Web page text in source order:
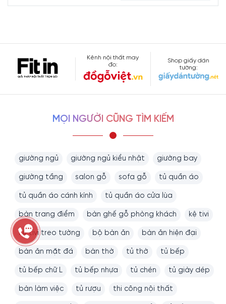
Kênh nội thất may
đo:
Shop giấy dán
tường:
MỌI NGƯỜI CŨNG TÌM KIẾM
giường ngủ giường ngủ kiểu nhật giường bay
giường tầng salon gỗ sofa gỗ tủ quần áo
tủ quần áo cánh kính tủ quần áo cửa lùa
bàn trang điểm bàn ghế gỗ phòng khách kệ tivi
kệ tivi treo tường bộ bàn ăn bàn ăn hiện đại
bàn ăn mặt đá bàn thờ tủ thờ tủ bếp
tủ bếp chữ L tủ bếp nhựa tủ chén tủ giày dép
bàn làm việc tủ rượu thi công nội thất